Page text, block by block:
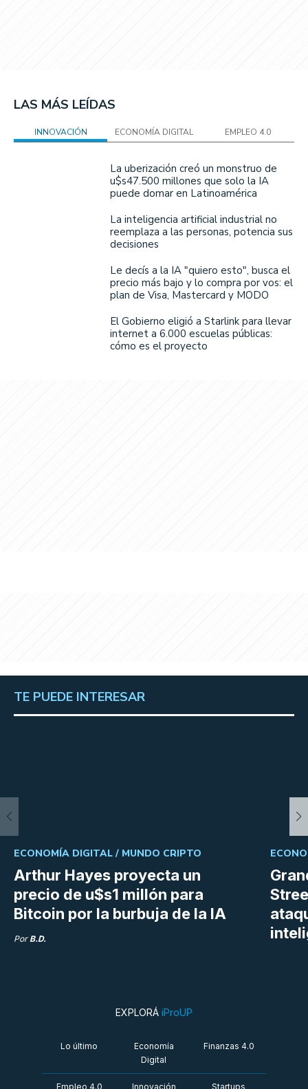
LAS MÁS LEÍDAS
INNOVACIÓN ECONOMÍA DIGITAL EMPLEO 4.0
La uberización creó un monstruo de
u$s47.500 millones que solo la IA
puede domar en Latinoamérica
La inteligencia artificial industrial no
reemplaza a las personas, potencia sus
decisiones
Le decís a la IA "quiero esto", busca el
precio más bajo y lo compra por vos: el
plan de Visa, Mastercard y MODO
El Gobierno eligió a Starlink para llevar
internet a 6.000 escuelas públicas:
cómo es el proyecto
TE PUEDE INTERESAR
Arthur Hayes proyecta un
precio de u$s1 millón para
Bitcoin por la burbuja de la IA
ECONOMÍA DIGITAL / MUNDO CRIPTO
Por B.D.
EXPLORÁ iProUP
Lo último
Economía
Digital
Finanzas 4.0
Empleo 4.0 Innovación Startups